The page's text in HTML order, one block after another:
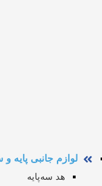
لوازم جانبی پایه و
هد سه‌پایه